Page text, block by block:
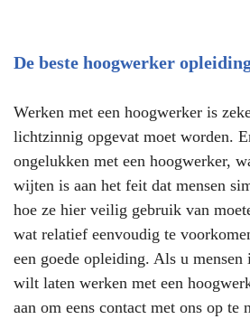
De beste hoogwerker
Werken met een hoogwerker is
lichtzinnig opgevat moet worden.
ongelukken met een hoogwerker,
wijten is aan het feit dat mensen
hoe ze hier veilig gebruik van
wat relatief eenvoudig te
een goede opleiding. Als u
wilt laten werken met een
aan om eens contact met ons op te